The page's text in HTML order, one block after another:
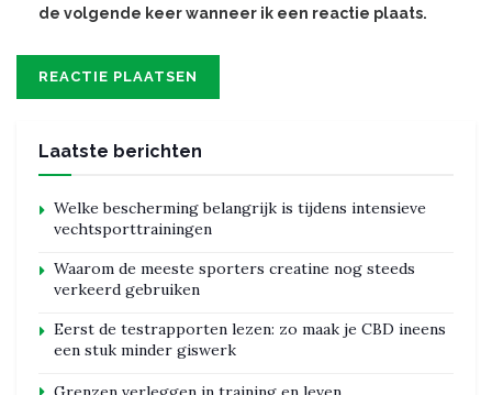
de volgende keer wanneer ik een reactie plaats.
Laatste berichten
Welke bescherming belangrijk is tijdens intensieve
vechtsporttrainingen
Waarom de meeste sporters creatine nog steeds
verkeerd gebruiken
Eerst de testrapporten lezen: zo maak je CBD ineens
een stuk minder giswerk